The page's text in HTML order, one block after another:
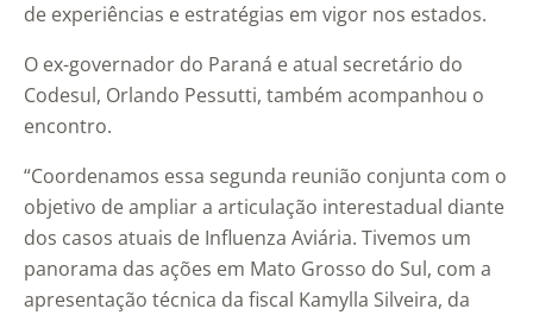
de experiências e estratégias em vigor nos estados.
O ex-governador do Paraná e atual secretário do
Codesul, Orlando Pessutti, também acompanhou o
encontro.
“Coordenamos essa segunda reunião conjunta com o
objetivo de ampliar a articulação interestadual diante
dos casos atuais de Influenza Aviária. Tivemos um
panorama das ações em Mato Grosso do Sul, com a
apresentação técnica da fiscal Kamylla Silveira, da